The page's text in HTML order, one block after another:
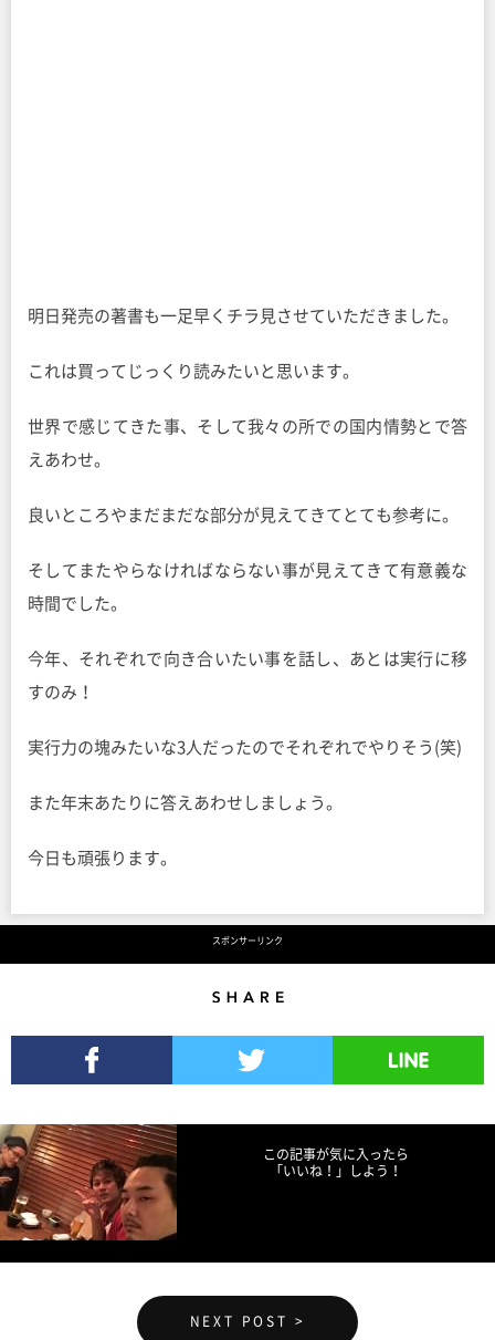
明日発売の著書も一足早くチラ見させていただきました。
これは買ってじっくり読みたいと思います。
世界で感じてきた事、そして我々の所での国内情勢とで答
えあわせ。
良いところやまだまだな部分が見えてきてとても参考に。
そしてまたやらなければならない事が見えてきて有意義な
時間でした。
今年、それぞれで向き合いたい事を話し、あとは実行に移
すのみ！
実行力の塊みたいな3人だったのでそれぞれでやりそう(笑)
また年末あたりに答えあわせしましょう。
今日も頑張ります。
スポンサーリンク
この記事が気に入ったら
「いいね！」しよう！
NEXT POST >